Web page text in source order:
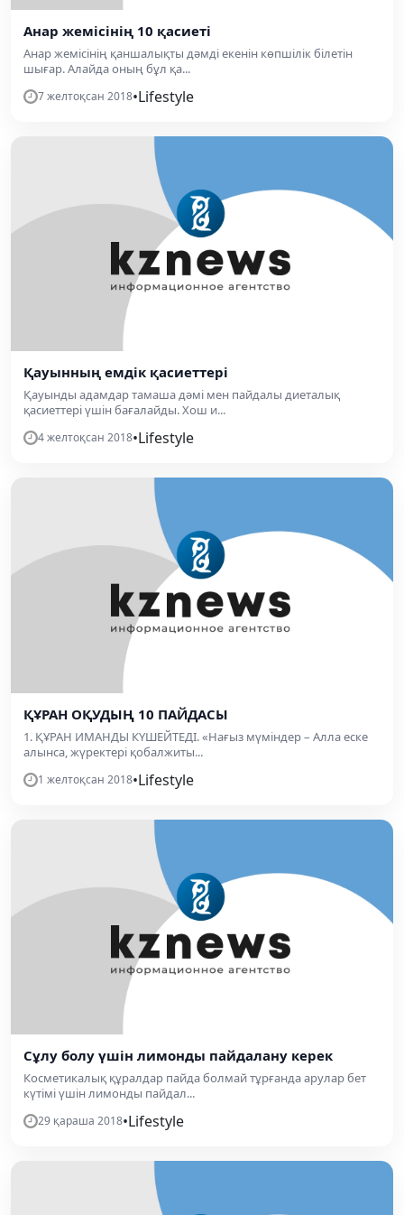
Анар жемісінің 10 қасиеті
Анар жемісінің қаншалықты дәмді екенін көпшілік білетін
шығар. Алайда оның бұл қа...
7 желтоқсан 2018•Lifestyle
Қауынның емдік қасиеттері
Қауынды адамдар тамаша дәмі мен пайдалы диеталық
қасиеттері үшін бағалайды. Хош и...
4 желтоқсан 2018•Lifestyle
ҚҰРАН ОҚУДЫҢ 10 ПАЙДАСЫ
1. ҚҰРАН ИМАНДЫ КҮШЕЙТЕДІ. «Нағыз мүміндер – Алла еске
алынса, жүректері қобалжиты...
1 желтоқсан 2018•Lifestyle
Сұлу болу үшін лимонды пайдалану керек
Косметикалық құралдар пайда болмай тұрғанда арулар бет
күтімі үшін лимонды пайдал...
29 қараша 2018•Lifestyle